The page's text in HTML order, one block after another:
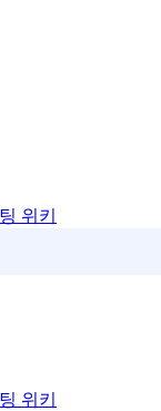
위키
위키